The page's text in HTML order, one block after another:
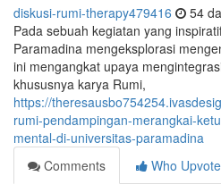
diskusi-rumi-therapy479416 54
Pada sebuah kegiatan yang
Paramadina mengeksplorasi
ini mengangkat upaya
khususnya karya Rumi,
https://
rumi-pendampingan-merangkai-
mental-di-universitas-paramadina
Comments
Who